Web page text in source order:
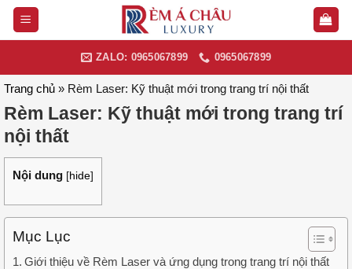
Skip
ZALO: 0965067899 0965067899
Trang chủ » Rèm Laser: Kỹ thuật mới trong trang trí nội thất
Rèm Laser: Kỹ thuật mới trong trang trí
nội thất
Nội dung [hide]
Mục Lục
Giới thiệu về Rèm Laser và ứng dụng trong trang trí nội thất